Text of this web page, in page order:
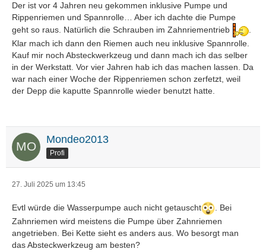
Der ist vor 4 Jahren neu gekommen inklusive Pumpe und
Rippenriemen und Spannrolle… Aber ich dachte die Pumpe
geht so raus. Natürlich die Schrauben im Zahnriementrieb
Klar mach ich dann den Riemen auch neu inklusive Spannrolle.
Kauf mir noch Absteckwerkzeug und dann mach ich das selber
in der Werkstatt. Vor vier Jahren hab ich das machen lassen. Da
war nach einer Woche der Rippenriemen schon zerfetzt, weil
der Depp die kaputte Spannrolle wieder benutzt hatte.
Mondeo2013
Profi
27. Juli 2025 um 13:45
Evtl würde die Wasserpumpe auch nicht getauscht
. Bei
Zahnriemen wird meistens die Pumpe über Zahnriemen
angetrieben. Bei Kette sieht es anders aus. Wo besorgt man
das Absteckwerkzeug am besten?